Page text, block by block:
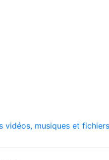
vidéos, musiques et